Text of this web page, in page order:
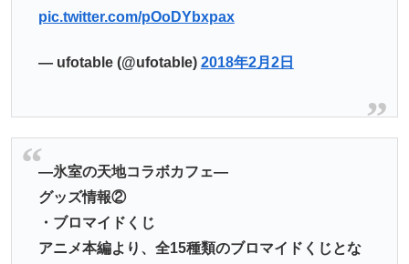
pic.twitter.com/pOoDYbxpax
— ufotable (@ufotable) 2018年2月2日
―氷室の天地コラボカフェ―
グッズ情報②
・ブロマイドくじ
アニメ本編より、全15種類のブロマイドくじとな